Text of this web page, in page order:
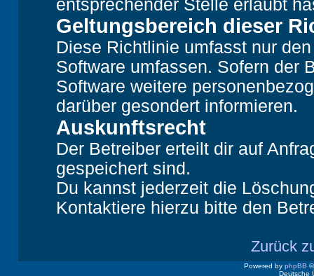
entsprechender Stelle erlaubt
Geltungsbereich dieser
Diese Richtlinie umfasst nur
Software umfassen. Sofern der
Software weitere
darüber gesondert informieren.
Auskunftsrecht
Der Betreiber erteilt dir auf
gespeichert sind.
Du kannst jederzeit die
Kontaktiere hierzu bitte den
Zurück
Powered by phpBB
Deutsche